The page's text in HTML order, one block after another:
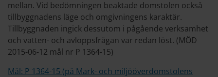
mellan. Vid bedömningen beaktade domstolen också
tillbyggnadens läge och omgivningens karaktär.
Tillbyggnaden ingick dessutom i pågående verksamhet
och vatten- och avloppsfrågan var redan löst. (MÖD
2015-06-12 mål nr P 1364-15)
Mål: P 1364-15 (på Mark- och miljööverdomstolens